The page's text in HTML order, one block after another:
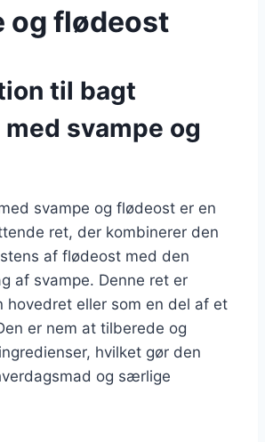
og flødeost
til bagt
svampe og
svampe og flødeost er en
ret, der kombinerer den
af flødeost med den
af svampe. Denne ret er
hovedret eller som en del af et
er nem at tilberede og
hvilket gør den
og særlige